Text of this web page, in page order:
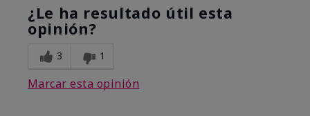
¿Le ha resultado útil esta
opinión?
3 1
Marcar esta opinión